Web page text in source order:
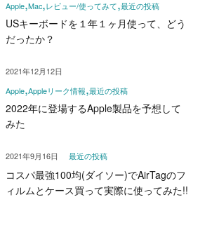
Apple Mac レビュー/使ってみて 最近の投稿
USキーボードを１年１ヶ月使って、どう
だったか？
Apple Appleリーク情報 最近の投稿
2022年に登場するApple製品を予想して
みた
2021年12月12日
最近の投稿
コスパ最強100均(ダイソー)でAirTagのフ
ィルムとケース買って実際に使ってみた!!
2021年9月16日